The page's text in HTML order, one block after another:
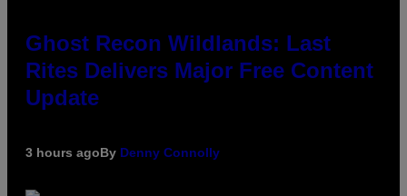
Ghost Recon Wildlands: Last
Rites Delivers Major Free Content
Update
3 hours agoBy Denny Connolly